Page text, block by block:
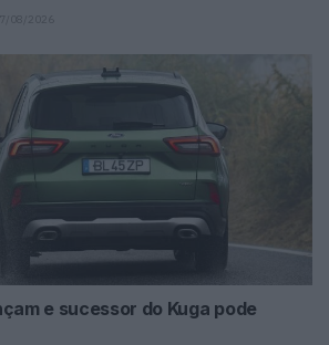
e sucessor do Kuga pode